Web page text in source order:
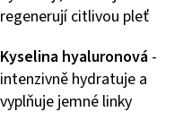
regenerují citlivou pleť
Kyselina hyaluronová -
intenzivně hydratuje a
vyplňuje jemné linky